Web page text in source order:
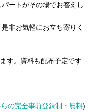
ートがその場でお答えし
非お気軽にお立ち寄りく
す。資料も配布予定です
らの完全事前登録制・無料)